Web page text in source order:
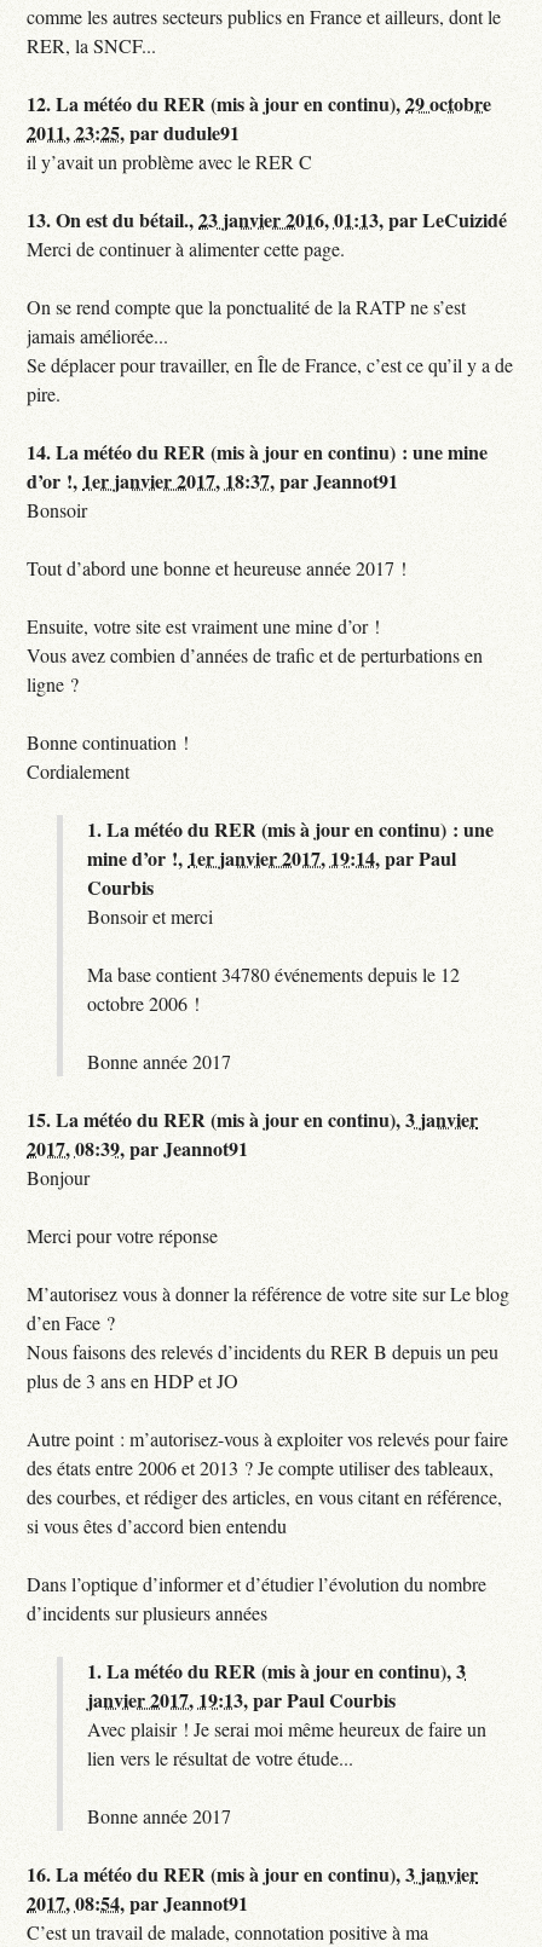
comme les autres secteurs publics en France et ailleurs, dont le
RER, la SNCF...
12.La météo du RER (mis à jour en continu),29 octobre
2011, 23:25,pardudule91
il y’avait un problème avec le RER C
13.On est du bétail.,23 janvier 2016, 01:13,parLeCuizidé
Merci de continuer à alimenter cette page.
On se rend compte que la ponctualité de la RATP ne s’est
jamais améliorée...
Se déplacer pour travailler, en Île de France, c’est ce qu’il y a de
pire.
14.La météo du RER (mis à jour en continu) : une mine
d’or !, 1er janvier 2017, 18:37,parJeannot91
Bonsoir
Tout d’abord une bonne et heureuse année 2017 !
Ensuite, votre site est vraiment une mine d’or !
Vous avez combien d’années de trafic et de perturbations en
ligne ?
Bonne continuation !
Cordialement
1.La météo du RER (mis à jour en continu) : une
mine d’or !, 1er janvier 2017, 19:14,parPaul
Courbis
Bonsoir et merci
Ma base contient 34780 événements depuis le 12
octobre 2006 !
Bonne année 2017
15.La météo du RER (mis à jour en continu),3 janvier
2017, 08:39,parJeannot91
Bonjour
Merci pour votre réponse
M’autorisez vous à donner la référence de votre site sur Le blog
d’en Face ?
Nous faisons des relevés d’incidents du RER B depuis un peu
plus de 3 ans en HDP et JO
Autre point : m’autorisez-vous à exploiter vos relevés pour faire
des états entre 2006 et 2013 ? Je compte utiliser des tableaux,
des courbes, et rédiger des articles, en vous citant en référence,
si vous êtes d’accord bien entendu
Dans l’optique d’informer et d’étudier l’évolution du nombre
d’incidents sur plusieurs années
1.La météo du RER (mis à jour en continu),3
janvier 2017, 19:13,parPaul Courbis
Avec plaisir ! Je serai moi même heureux de faire un
lien vers le résultat de votre étude...
Bonne année 2017
16.La météo du RER (mis à jour en continu),3 janvier
2017, 08:54,parJeannot91
C’est un travail de malade, connotation positive à ma